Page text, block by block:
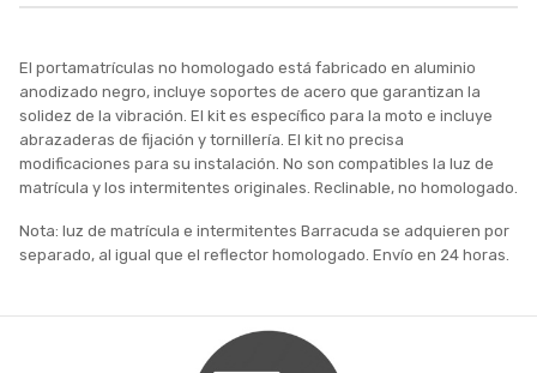
El portamatrículas no homologado está fabricado en aluminio
anodizado negro, incluye soportes de acero que garantizan la
solidez de la vibración. El kit es específico para la moto e incluye
abrazaderas de fijación y tornillería. El kit no precisa
modificaciones para su instalación. No son compatibles la luz de
matrícula y los intermitentes originales. Reclinable, no homologado.
Nota: luz de matrícula e intermitentes Barracuda se adquieren por
separado, al igual que el reflector homologado. Envío en 24 horas.